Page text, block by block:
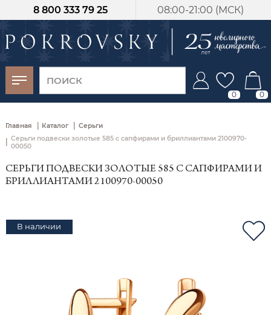
08:00-21:00 (МСК)
8 800 333 79 25
0 0
Главная | Каталог | Серьги
Серьги подвески золотые 585 с сапфирами и бриллиантами 2100970-
00050
СЕРЬГИ ПОДВЕСКИ ЗОЛОТЫЕ 585 С САПФИРАМИ И
БРИЛЛИАНТАМИ 2100970-00050
В наличии
-30%
от 15 дней с
момента оплаты